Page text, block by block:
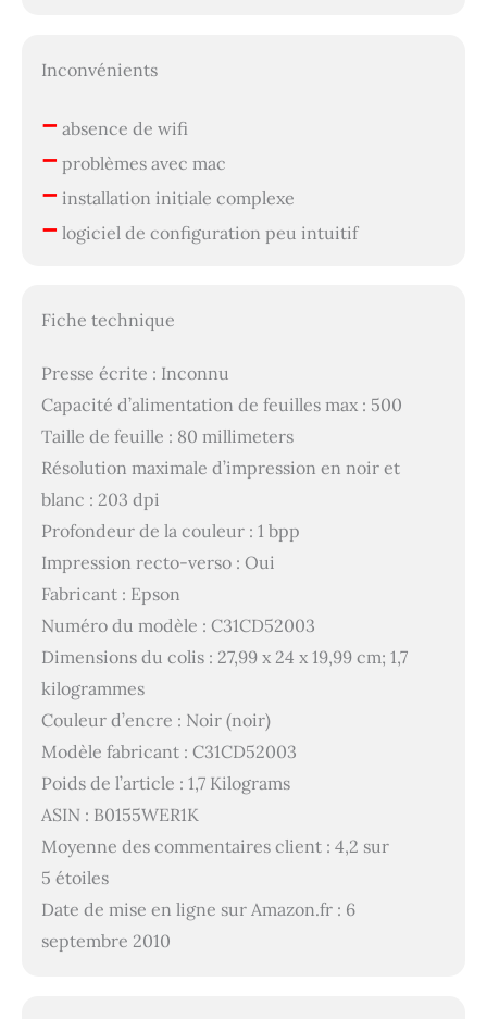
Inconvénients
– absence de wifi
– problèmes avec mac
– installation initiale complexe
– logiciel de configuration peu intuitif
Fiche technique
Presse écrite : Inconnu
Capacité d’alimentation de feuilles max : 500
Taille de feuille : 80 millimeters
Résolution maximale d’impression en noir et
blanc : 203 dpi
Profondeur de la couleur : 1 bpp
Impression recto-verso : Oui
Fabricant : Epson
Numéro du modèle : C31CD52003
Dimensions du colis : 27,99 x 24 x 19,99 cm; 1,7
kilogrammes
Couleur d’encre : Noir (noir)
Modèle fabricant : C31CD52003
Poids de l’article : 1,7 Kilograms
ASIN : B0155WER1K
Moyenne des commentaires client : 4,2 sur
5 étoiles
Date de mise en ligne sur Amazon.fr : 6
septembre 2010